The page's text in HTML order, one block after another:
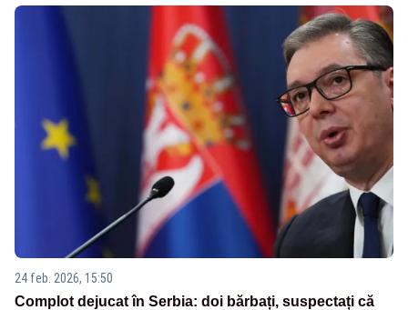
24 feb. 2026, 15:50
Complot dejucat în Serbia: doi bărbați, suspectați că